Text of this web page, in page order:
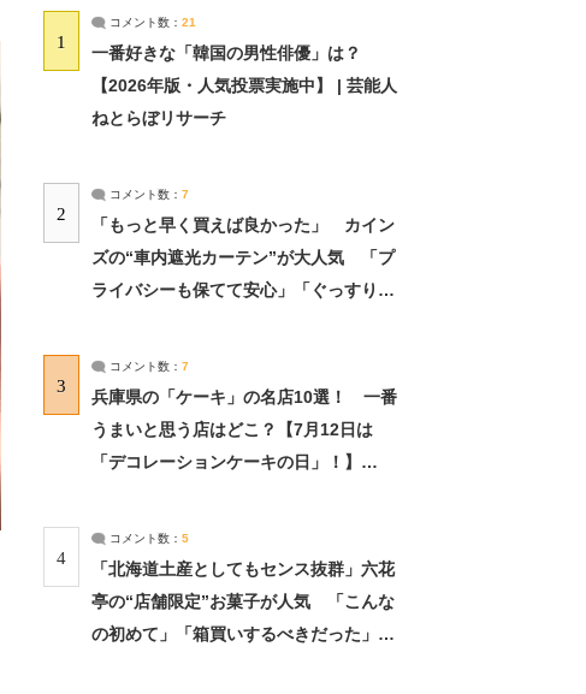
1
コメント数： 21
一番好きな「韓国の男性俳優」は？
【2026年版・人気投票実施中】 | 芸能人
ねとらぼリサーチ
2
コメント数： 7
「もっと早く買えば良かった」 カイン
ズの“車内遮光カーテン”が大人気 「プ
ライバシーも保てて安心」「ぐっすり眠
3
コメント数： 7
兵庫県の「ケーキ」の名店10選！ 一番
うまいと思う店はどこ？【7月12日は
「デコレーションケーキの日」！】
4
コメント数： 5
「北海道土産としてもセンス抜群」六花
亭の“店舗限定”お菓子が人気 「こんな
の初めて」「箱買いするべきだった」